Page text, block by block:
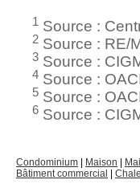
1 Source :
2 Source : RE/
3 Source :
4 Source :
5 Source :
6 Source :
Condominium Maison
Bâtiment commercial